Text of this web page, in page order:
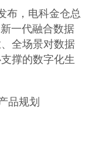
布，电科金仓总
一代融合数据
全场景对数据
撑的数字化生
品规划